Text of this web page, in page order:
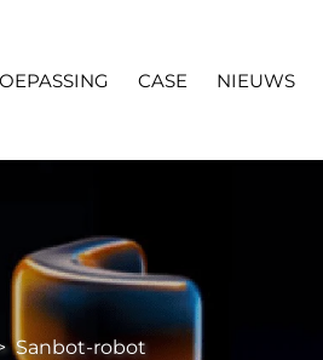
CASE NIEUWS
Sanbot-robot